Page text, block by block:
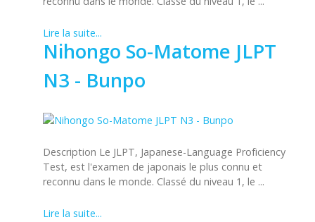
Lire la suite...
Nihongo So-Matome JLPT
N3 - Bunpo
Description Le JLPT, Japanese-Language Proficiency
Test, est l'examen de japonais le plus connu et
reconnu dans le monde. Classé du niveau 1, le ...
Lire la suite...